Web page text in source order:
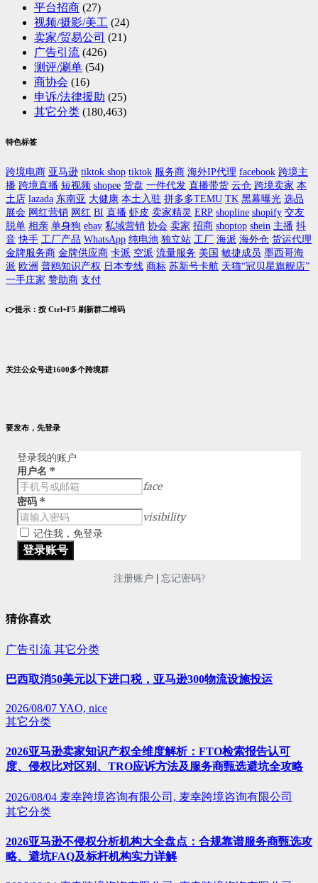
平台招商 (27)
视频/摄影/美工 (24)
卖家/贸易公司 (21)
广告引流 (426)
测评/涮单 (54)
商协会 (16)
申诉/法律援助 (25)
其它分类 (180,463)
特色标签
跨境电商 亚马逊 tiktok shop tiktok 服务商 海外IP代理 facebook 跨境主
播 跨境直播 短视频 shopee 货盘 一件代发 直播带货 云仓 跨境卖家 本
土店 lazada 东南亚 大健康 本土入驻 拼多多TEMU TK 黑幕曝光 选品
展会 网红营销 网红 BI 直播 虾皮 卖家精灵 ERP shopline shopify 交友
脱单 相亲 单身狗 ebay 私域营销 协会 卖家 招商 shoptop shein 主播 抖
音 快手 工厂产品 WhatsApp 纯电池 独立站 工厂 海派 海外仓 货运代理
金牌服务商 金牌供应商 卡派 空派 流量服务 美国 敏捷成员 墨西哥海
派 欧洲 普鸥知识产权 日本专线 商标 苏新号卡航 天猫“冠贝星旗舰店”
一手庄家 赞助商 支付
👉提示：按 Ctrl+F5 刷新群二维码
关注公众号进1600多个跨境群
要发布，先登录
登录我的账户
用户名 *
face
密码 *
visibility
记住我，免登录
注册账户 | 忘记密码?
猜你喜欢
广告引流 其它分类
巴西取消50美元以下进口税，亚马逊300物流设施投运
2026/08/07YAO, nice
其它分类
2026亚马逊卖家知识产权全维度解析：FTO检索报告认可
度、侵权比对区别、TRO应诉方法及服务商甄选避坑全攻略
2026/08/04 麦幸跨境咨询有限公司, 麦幸跨境咨询有限公司
其它分类
2026亚马逊不侵权分析机构大全盘点：合规靠谱服务商甄选攻
略、避坑FAQ及标杆机构实力详解